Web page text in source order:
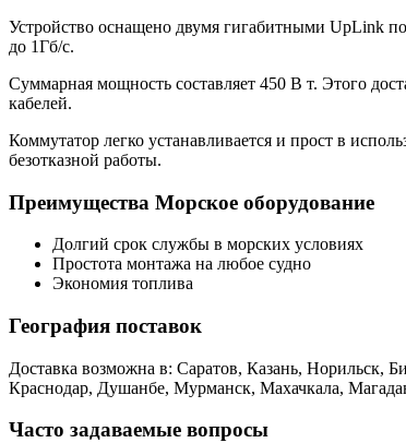
Устройство оснащено двумя гигабитными UpLink
до 1Гб/с.
Суммарная мощность составляет 450 В т. Этого
кабелей.
Коммутатор легко устанавливается и прост в
безотказной работы.
Преимущества Морское оборудование
Долгий срок службы в морских условиях
Простота монтажа на любое судно
Экономия топлива
География поставок
Доставка возможна в: Саратов, Казань, Норильск,
Краснодар, Душанбе, Мурманск, Махачкала,
Часто задаваемые вопросы